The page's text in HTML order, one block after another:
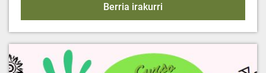
Berria irakurri